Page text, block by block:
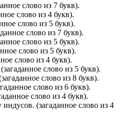
слово из 7 букв).
слово из 4 букв).
слово из 5 букв).
слово из 7 букв).
слово из 5 букв).
слово из 5 букв).
слово из 4 букв).
слово из 5 букв).
слово из 8 букв).
слово из 6 букв).
слово из 4 букв).
(загаданное слово из 4